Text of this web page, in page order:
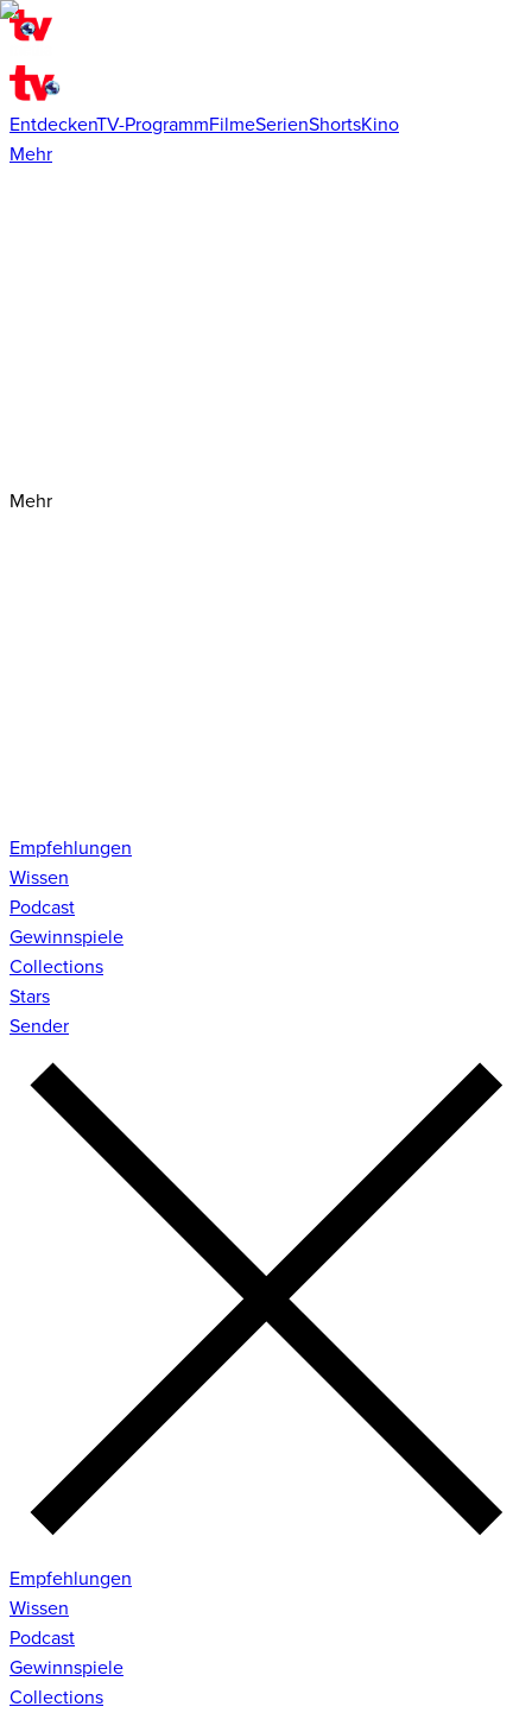
EntdeckenTV-ProgrammFilmeSerienShortsKino
Mehr
Mehr
Empfehlungen
Wissen
Podcast
Gewinnspiele
Collections
Stars
Sender
Empfehlungen
Wissen
Podcast
Gewinnspiele
Collections